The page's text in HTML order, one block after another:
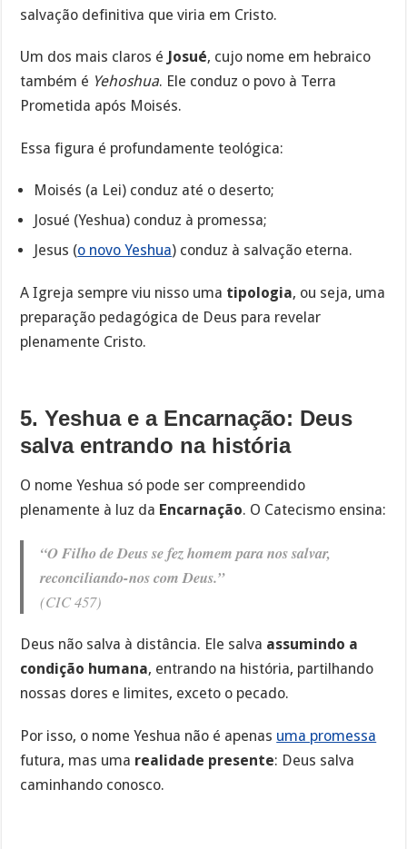
salvação definitiva que viria em Cristo.
Um dos mais claros é Josué, cujo nome em hebraico
também é Yehoshua. Ele conduz o povo à Terra
Prometida após Moisés.
Essa figura é profundamente teológica:
Moisés (a Lei) conduz até o deserto;
Josué (Yeshua) conduz à promessa;
Jesus (o novo Yeshua) conduz à salvação eterna.
A Igreja sempre viu nisso uma tipologia, ou seja, uma
preparação pedagógica de Deus para revelar
plenamente Cristo.
5. Yeshua e a Encarnação: Deus
salva entrando na história
O nome Yeshua só pode ser compreendido
plenamente à luz da Encarnação. O Catecismo ensina:
“O Filho de Deus se fez homem para nos salvar,
reconciliando-nos com Deus.”
(CIC 457)
Deus não salva à distância. Ele salva assumindo a
condição humana, entrando na história, partilhando
nossas dores e limites, exceto o pecado.
Por isso, o nome Yeshua não é apenas uma promessa
futura, mas uma realidade presente: Deus salva
caminhando conosco.